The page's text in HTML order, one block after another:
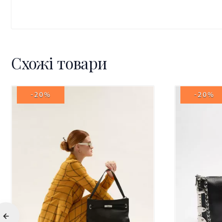
Схожі товари
-20% -20%